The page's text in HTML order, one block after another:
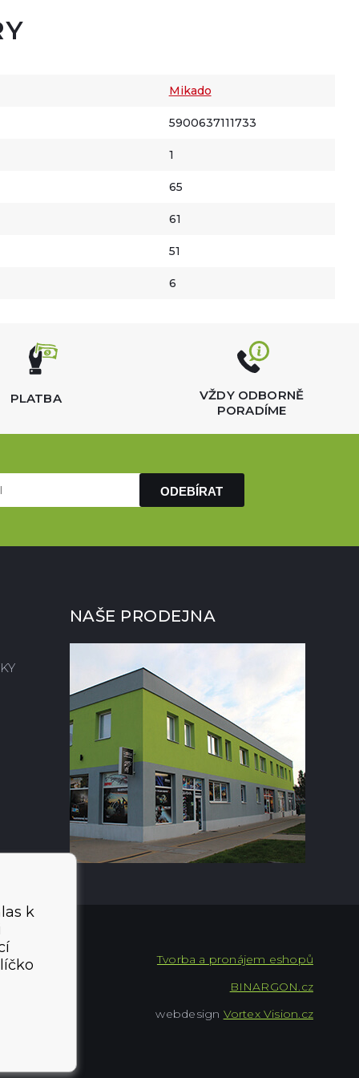
Mikado
5900637111733
1
65
61
51
6
PLATBA
VŽDY ODBORNĚ
PORADÍME
ODEBÍRAT
NAŠE PRODEJNA
Tvorba a pronájem eshopů
BINARGON.cz
webdesign Vortex Vision.cz
k